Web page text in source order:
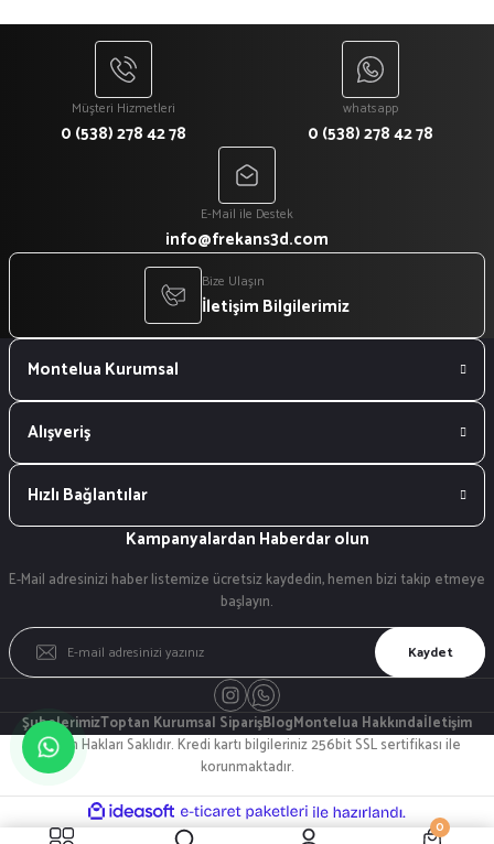
Müşteri Hizmetleri
0 (538) 278 42 78
whatsapp
0 (538) 278 42 78
E-Mail ile Destek
info@frekans3d.com
Bize Ulaşın
İletişim Bilgilerimiz
Montelua Kurumsal
Alışveriş
Hızlı Bağlantılar
Kampanyalardan Haberdar olun
E-Mail adresinizi haber listemize ücretsiz kaydedin, hemen bizi takip etmeye
başlayın.
Kaydet
ŞubelerimizToptan Kurumsal SiparişBlogMontelua Hakkındaİletişim
© Tüm Hakları Saklıdır. Kredi kartı bilgileriniz 256bit SSL sertifikası ile
korunmaktadır.
0
ideasoft
e-
ticaret
hazırlandı.